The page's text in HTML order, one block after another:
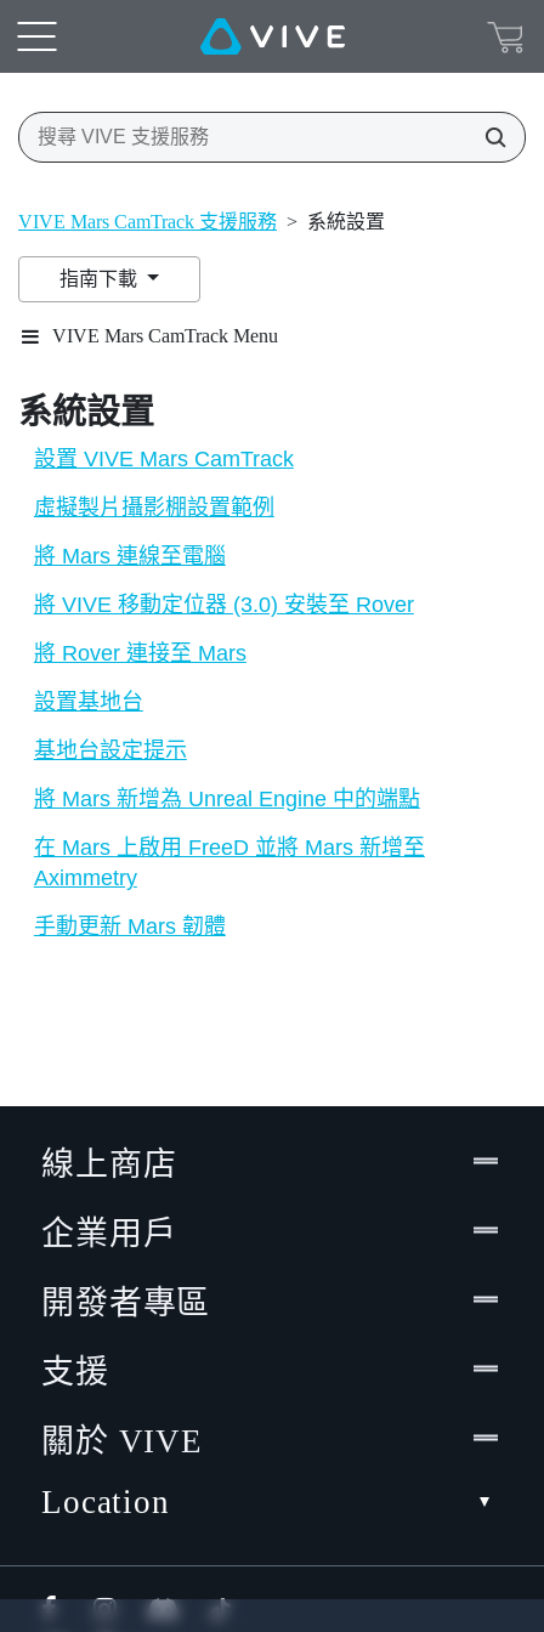
VIVE Mars CamTrack 支援服務 > 系統設置
指南下載
VIVE Mars CamTrack Menu
系統設置
設置 VIVE Mars CamTrack
虛擬製片攝影棚設置範例
將 Mars 連線至電腦
將 VIVE 移動定位器 (3.0) 安裝至 Rover
將 Rover 連接至 Mars
設置基地台
基地台設定提示
將 Mars 新增為 Unreal Engine 中的端點
在 Mars 上啟用 FreeD 並將 Mars 新增至
Aximmetry
手動更新 Mars 韌體
線上商店
企業用戶
開發者專區
支援
關於 VIVE
Location